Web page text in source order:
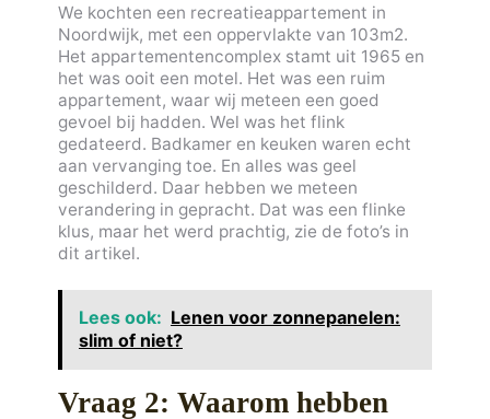
We kochten een recreatieappartement in
Noordwijk, met een oppervlakte van 103m2.
Het appartementencomplex stamt uit 1965 en
het was ooit een motel. Het was een ruim
appartement, waar wij meteen een goed
gevoel bij hadden. Wel was het flink
gedateerd. Badkamer en keuken waren echt
aan vervanging toe. En alles was geel
geschilderd. Daar hebben we meteen
verandering in gepracht. Dat was een flinke
klus, maar het werd prachtig, zie de foto’s in
dit artikel.
Lees ook: Lenen voor zonnepanelen:
slim of niet?
Vraag 2: Waarom hebben